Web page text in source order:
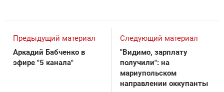
Предыдущий материал
Аркадий Бабченко в
эфире "5 канала"
Следующий материал
"Видимо, зарплату
получили": на
мариупольском
направлении оккупанты